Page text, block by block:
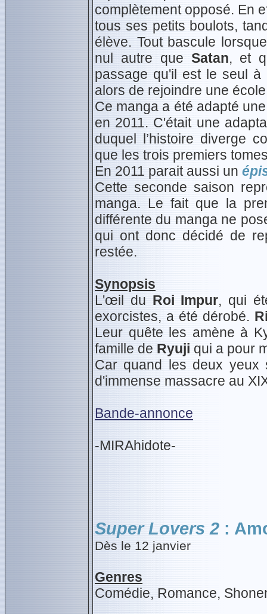
complètement opposé. En
tous ses petits boulots,
élève. Tout bascule
nul autre que Satan, et
passage qu'il est le seul à
alors de rejoindre une
Ce manga a été adapté
en 2011. C'était une
duquel l’histoire diverge
que les trois premiers
En 2011 parait aussi un
Cette seconde saison
manga. Le fait que la
différente du manga ne
qui ont donc décidé de
restée.
Synopsis
L'œil du Roi Impur, qui
exorcistes, a été dérobé.
Leur quête les amène à
famille de Ryuji qui a pour
Car quand les deux yeux
d'immense massacre au
Bande-annonce
-MIRAhidote-
Super Lovers 2 :
Dès le 12 janvier
Genres
Comédie, Romance,